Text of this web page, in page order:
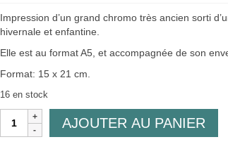
Impression d’un grand chromo très ancien sorti
hivernale et enfantine.
Elle est au format A5, et accompagnée de son
Format: 15 x 21 cm.
16 en stock
quantité
AJOUTER AU PANIER